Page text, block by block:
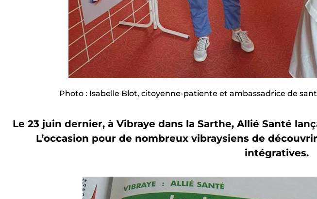
Photo : Isabelle Blot, citoyenne-patiente et ambassadrice de
Le 23 juin dernier, à Vibraye dans la Sarthe, Allié Santé
L’occasion pour de nombreux vibraysiens de
intégratives.